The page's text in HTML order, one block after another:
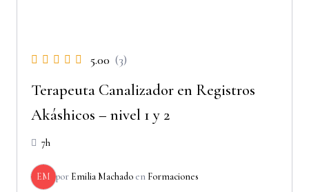
5.00 (3)
Terapeuta Canalizador en Registros
Akáshicos – nivel 1 y 2
7h
EM por Emilia Machadoen Formaciones